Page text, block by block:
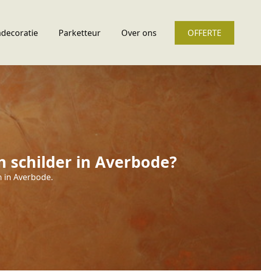
Parketteur Over ons OFFERTE
schilder in Averbode?
in Averbode.